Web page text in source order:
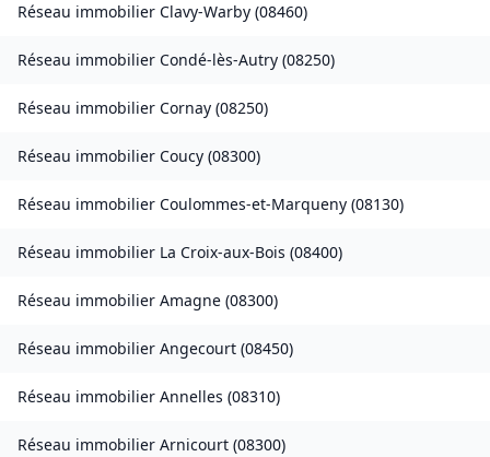
Réseau immobilier Clavy-Warby (08460)
Réseau immobilier Condé-lès-Autry (08250)
Réseau immobilier Cornay (08250)
Réseau immobilier Coucy (08300)
Réseau immobilier Coulommes-et-Marqueny (08130)
Réseau immobilier La Croix-aux-Bois (08400)
Réseau immobilier Amagne (08300)
Réseau immobilier Angecourt (08450)
Réseau immobilier Annelles (08310)
Réseau immobilier Arnicourt (08300)